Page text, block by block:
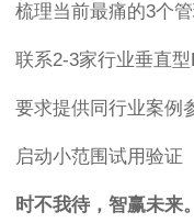
梳理当前最痛的3个
联系2-3家行业垂直
要求提供同行业案例
启动小范围试用验证
时不我待，智赢未来。